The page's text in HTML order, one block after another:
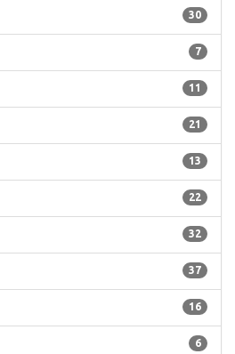
30
7
11
21
13
22
32
37
16
6